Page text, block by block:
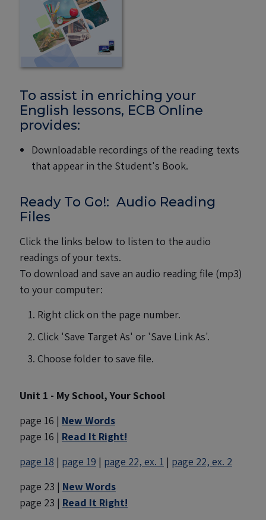
To assist in enriching your
English lessons, ECB Online
provides:
Downloadable recordings of the reading texts
that appear in the Student's Book.
Ready To Go!: Audio Reading
Files
Click the links below to listen to the audio
readings of your texts.
To download and save an audio reading file (mp3)
to your computer:
Right click on the page number.
Click 'Save Target As' or 'Save Link As'.
Choose folder to save file.
Unit 1 - My School, Your School
page 16 | New Words
page 16 | Read It Right!
page 18 | page 19 | page 22, ex. 1 | page 22, ex. 2
page 23 | New Words
page 23 | Read It Right!